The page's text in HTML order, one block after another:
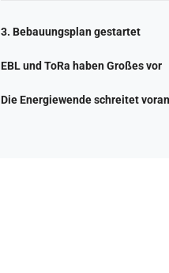
3. Bebauungsplan gestartet
EBL und ToRa haben Großes vor
Die Energiewende schreitet